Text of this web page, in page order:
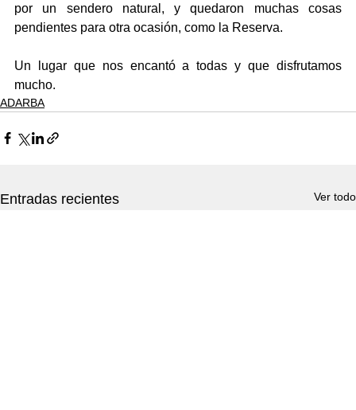
por un sendero natural, y quedaron muchas cosas
pendientes para otra ocasión, como la Reserva.
Un lugar que nos encantó a todas y que disfrutamos
mucho.
ADARBA
Entradas recientes Ver todo